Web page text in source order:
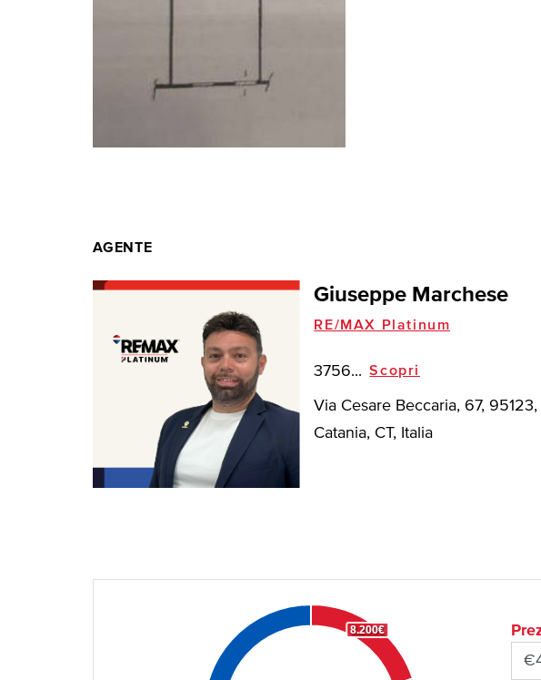
AGENTE
Giuseppe Marchese
RE/MAX Platinum
3756... Scopri
Via Cesare Beccaria, 67, 95123,
Catania, CT, Italia
8.200€